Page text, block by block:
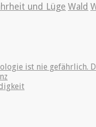
und Lüge Wald
ist nie gefährlich.